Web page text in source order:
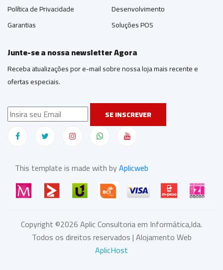
Política de Privacidade
Garantias
Desenvolvimento
Soluções POS
Junte-se a nossa newsletter Agora
Receba atualizações por e-mail sobre nossa loja mais recente e
ofertas especiais.
SE INSCREVER
This template is made with byAplicweb
Copyright ©2026Aplic Consultoria em Informática,lda.
Todos os direitos reservados | Alojamento Web
AplicHost